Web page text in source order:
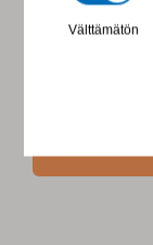
Välttämätön